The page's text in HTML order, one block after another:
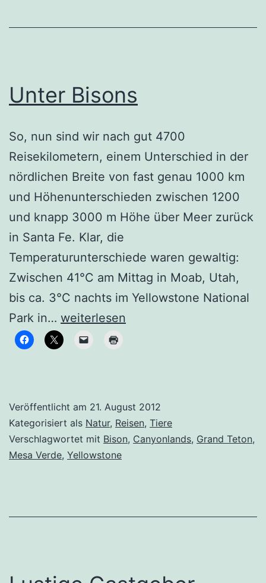
Unter Bisons
So, nun sind wir nach gut 4700
Reisekilometern, einem Unterschied in der
nördlichen Breite von fast genau 1000 km
und Höhenunterschieden zwischen 1200
und knapp 3000 m Höhe über Meer zurück
in Santa Fe. Klar, die
Temperaturunterschiede waren gewaltig:
Zwischen 41°C am Mittag in Moab, Utah,
bis ca. 3°C nachts im Yellowstone National
Park in… Unter
Bisons
weiterlesen
Veröffentlicht am 21. August 2012
Kategorisiert als Natur, Reisen, Tiere
Verschlagwortet mit Bison, Canyonlands, Grand Teton,
Mesa Verde, Yellowstone